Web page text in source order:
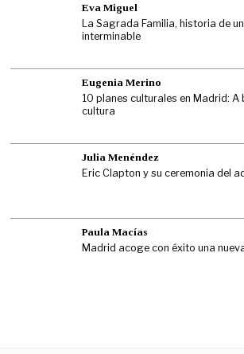
Eva Miguel
La Sagrada Familia, historia de
interminable
Eugenia Merino
10 planes culturales en Madrid: A
cultura
Julia Menéndez
Eric Clapton y su ceremonia del
Paula Macías
Madrid acoge con éxito una